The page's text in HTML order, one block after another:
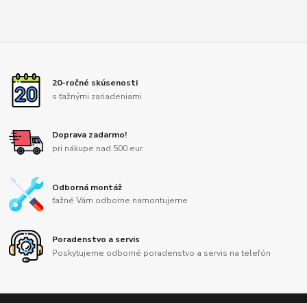
20-ročné skúsenosti
s ťažnými zariadeniami
Doprava zadarmo!
pri nákupe nad 500 eur
Odborná montáž
ťažné Vám odborne namontujeme
Poradenstvo a servis
Poskytujeme odborné poradenstvo a servis na telefón